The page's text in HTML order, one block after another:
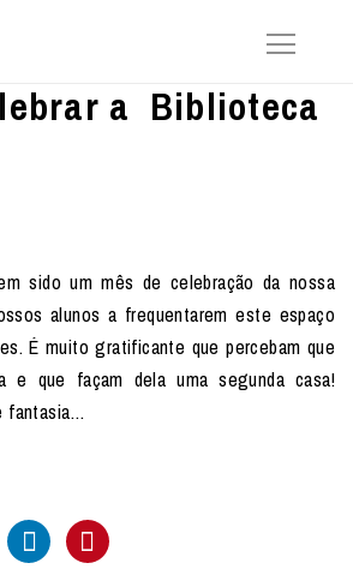
a Biblioteca
sido um mês de celebração da nossa
alunos a frequentarem este espaço
É muito gratificante que percebam que
e que façam dela uma segunda casa!
fantasia…